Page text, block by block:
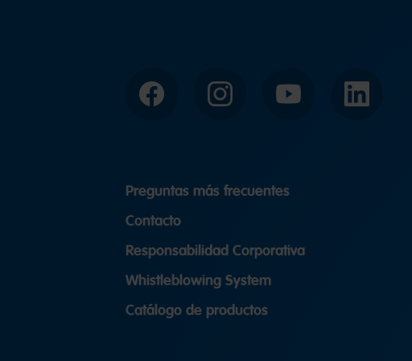
Facebook Instagram YouTube LinkedIn
Preguntas más frecuentes
Contacto
Responsabilidad Corporativa
Whistleblowing System
Catálogo de productos